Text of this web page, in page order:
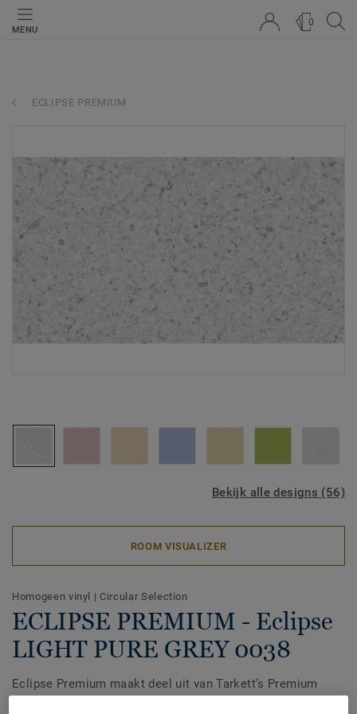
MENU
0
ECLIPSE PREMIUM
Bekijk alle designs (56)
ROOM VISUALIZER
Homogeen vinyl | Circular Selection
ECLIPSE PREMIUM - Eclipse
LIGHT PURE GREY 0038
Eclipse Premium maakt deel uit van Tarkett’s Premium